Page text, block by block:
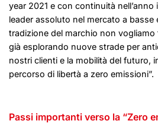
year 2021 e con continuità
leader assoluto nel mercato a basse
tradizione del marchio non vogliamo
già esplorando nuove strade per
nostri clienti e la mobilità del futuro,
percorso di libertà a zero emissioni”.
Passi importanti verso la “Zero